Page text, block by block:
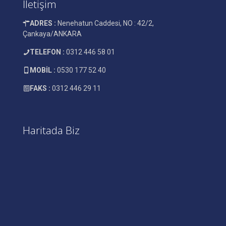
İletişim
ADRES : Nenehatun Caddesi, NO : 42/2,
Çankaya/ANKARA
TELEFON : 0312 446 58 01
MOBİL : 0530 177 52 40
FAKS : 0312 446 29 11
Haritada Biz